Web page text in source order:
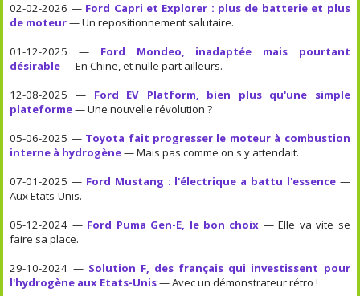
02-02-2026 — Ford Capri et Explorer : plus de batterie et plus
de moteur— Un repositionnement salutaire.
01-12-2025 — Ford Mondeo, inadaptée mais pourtant
désirable— En Chine, et nulle part ailleurs.
12-08-2025 — Ford EV Platform, bien plus qu'une simple
plateforme— Une nouvelle révolution ?
05-06-2025 — Toyota fait progresser le moteur à combustion
interne à hydrogène— Mais pas comme on s'y attendait.
07-01-2025 — Ford Mustang : l'électrique a battu l'essence—
Aux Etats-Unis.
05-12-2024 — Ford Puma Gen-E, le bon choix — Elle va vite se
faire sa place.
29-10-2024 — Solution F, des français qui investissent pour
l'hydrogène aux Etats-Unis— Avec un démonstrateur rétro !